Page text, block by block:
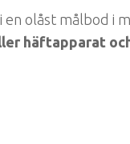
olåst målbod i
häftapparat